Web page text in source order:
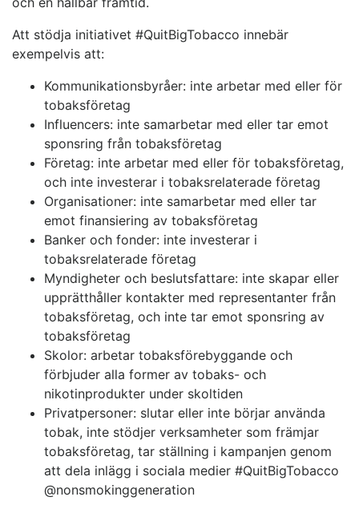
Att stödja initiativet #QuitBigTobacco innebär
exempelvis att:
Kommunikationsbyråer: inte arbetar med eller för
tobaksföretag
Influencers: inte samarbetar med eller tar emot
sponsring från tobaksföretag
Företag: inte arbetar med eller för tobaksföretag,
och inte investerar i tobaksrelaterade företag
Organisationer: inte samarbetar med eller tar
emot finansiering av tobaksföretag
Banker och fonder: inte investerar i
tobaksrelaterade företag
Myndigheter och beslutsfattare: inte skapar eller
upprätthåller kontakter med representanter från
tobaksföretag, och inte tar emot sponsring av
tobaksföretag
Skolor: arbetar tobaksförebyggande och
förbjuder alla former av tobaks- och
nikotinprodukter under skoltiden
Privatpersoner: slutar eller inte börjar använda
tobak, inte stödjer verksamheter som främjar
tobaksföretag, tar ställning i kampanjen genom
att dela inlägg i sociala medier #QuitBigTobacco
@nonsmokinggeneration